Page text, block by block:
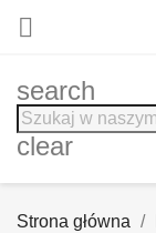

search
clear
Strona główna